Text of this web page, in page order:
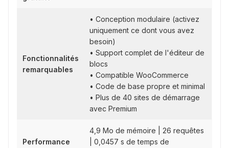
Fonctionnalités
remarquables
• Conception modulaire (activez
uniquement ce dont vous avez
besoin)
• Support complet de l'éditeur de
blocs
• Compatible WooCommerce
• Code de base propre et minimal
• Plus de 40 sites de démarrage
avec Premium
Performance
4,9 Mo de mémoire | 26 requêtes
| 0,0457 s de temps de